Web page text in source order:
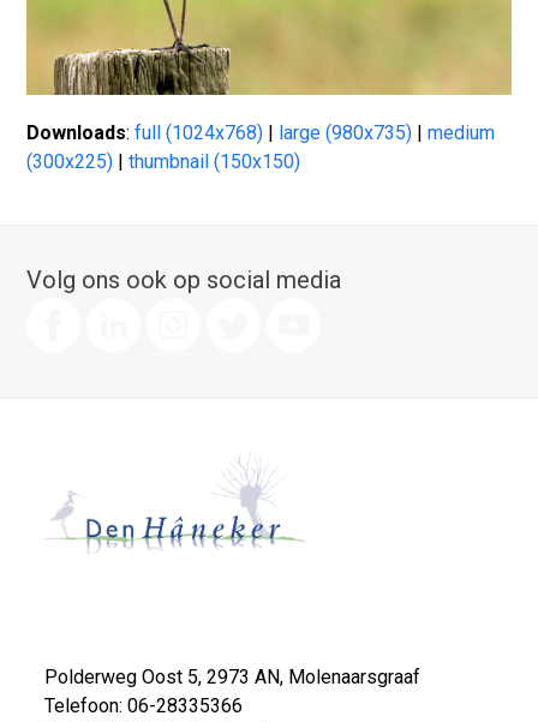
Downloads:full (1024x768) large (980x735) |medium
(300x225) |thumbnail (150x150)
Volg ons ook op social media
Polderweg Oost 5, 2973 AN, Molenaarsgraaf
Telefoon: 06-28335366